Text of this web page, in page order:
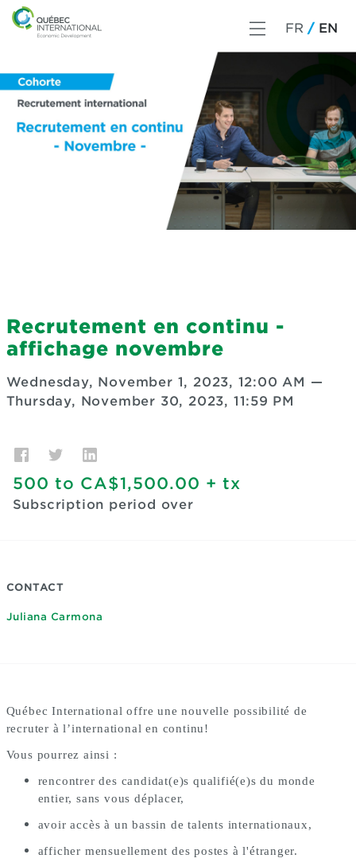
FR EN
Recrutement en continu -
affichage novembre
Wednesday, November 1, 2023, 12:00 AM —
Thursday, November 30, 2023, 11:59 PM
500 to CA$1,500.00 + tx
Subscription period over
CONTACT
Juliana Carmona
Québec International offre une nouvelle possibilité de
recruter à l’international en continu!
Vous pourrez ainsi :
rencontrer des candidat(e)s qualifié(e)s du monde
entier, sans vous déplacer,
avoir accès à un bassin de talents internationaux,
afficher mensuellement des postes à l'étranger.